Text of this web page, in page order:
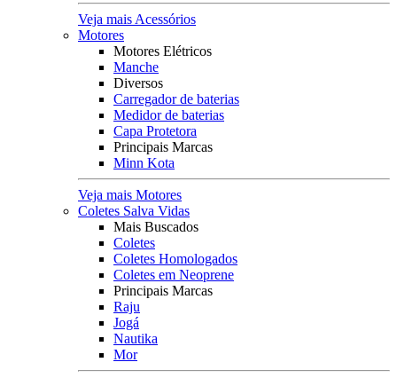
Veja mais Acessórios
Motores
Motores Elétricos
Manche
Diversos
Carregador de baterias
Medidor de baterias
Capa Protetora
Principais Marcas
Minn Kota
Veja mais Motores
Coletes Salva Vidas
Mais Buscados
Coletes
Coletes Homologados
Coletes em Neoprene
Principais Marcas
Raju
Jogá
Nautika
Mor